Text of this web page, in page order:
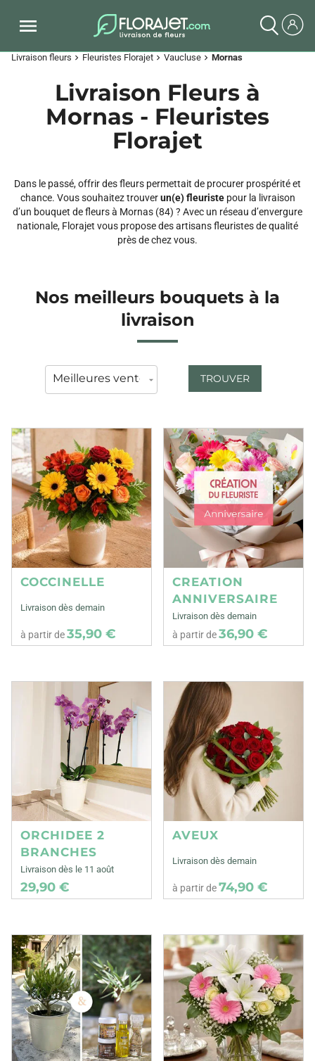
Livraison fleurs chevron_right Fleuristes Florajet chevron_right Vaucluse chevron_right Mornas
Livraison Fleurs à
Mornas - Fleuristes
Florajet
Dans le passé, offrir des fleurs permettait de procurer prospérité et
chance. Vous souhaitez trouverun(e) fleuristepour la livraison
d’un bouquet de fleurs à Mornas (84) ? Avec un réseau d’envergure
nationale, Florajet vous propose des artisans fleuristes de qualité
près de chez vous.
Nos meilleurs bouquets à la
livraison
TROUVER
COCCINELLE
Livraison dès demain
à partir de35,90 €
CREATION
ANNIVERSAIRE
Livraison dès demain
à partir de36,90 €
ORCHIDEE 2
BRANCHES
Livraison dès le 11 août
29,90 €
AVEUX
Livraison dès demain
à partir de74,90 €